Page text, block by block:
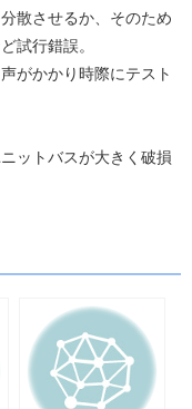
散させるか、そのため
試行錯誤。
がかかり時際にテスト
ットバスが大きく破損